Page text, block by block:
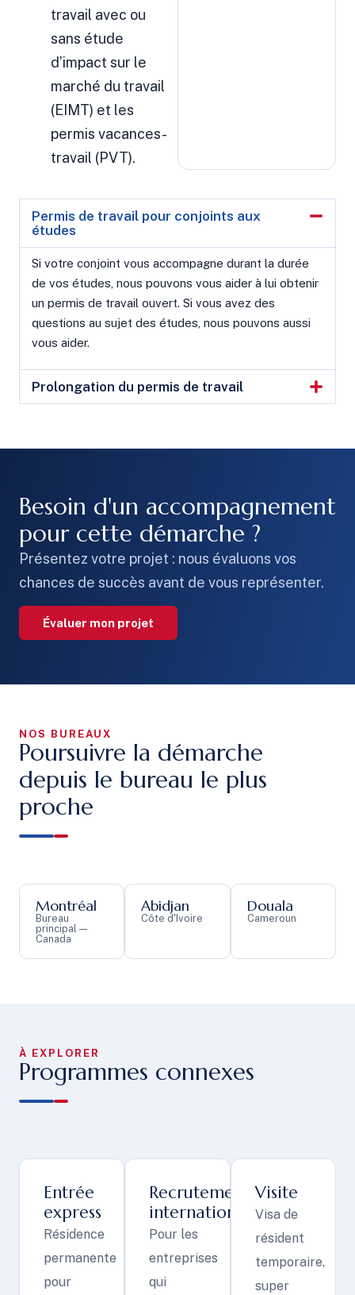
travail avec ou
sans étude
d’impact sur le
marché du travail
(EIMT) et les
permis vacances-
travail (PVT).
Permis de travail pour conjoints aux
études
Si votre conjoint vous accompagne durant la durée
de vos études, nous pouvons vous aider à lui obtenir
un permis de travail ouvert. Si vous avez des
questions au sujet des études, nous pouvons aussi
vous aider.
Prolongation du permis de travail
Besoin d'un accompagnement
pour cette démarche ?
Présentez votre projet : nous évaluons vos
chances de succès avant de vous représenter.
Évaluer mon projet
NOS BUREAUX
Poursuivre la démarche
depuis le bureau le plus
proche
Montréal
Bureau
principal —
Canada
Abidjan
Côte d'Ivoire
Douala
Cameroun
À EXPLORER
Programmes connexes
Entrée
express
Résidence
permanente
pour
Recrutement
international
Pour les
entreprises
qui
Visite
Visa de
résident
temporaire,
super